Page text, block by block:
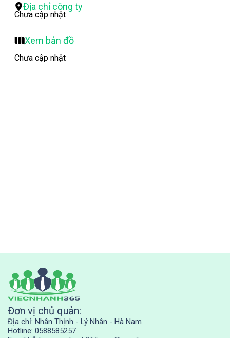
Địa chỉ công ty
Chưa cập nhật
Xem bản đồ
Chưa cập nhật
Đơn vị chủ quản:
Địa chỉ: Nhân Thịnh - Lý Nhân - Hà Nam
Hotline: 0588585257